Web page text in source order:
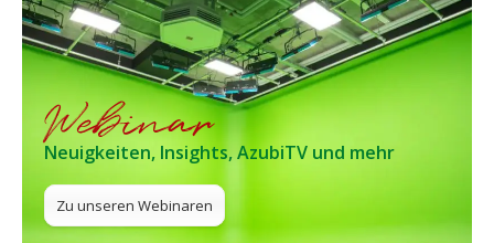
Webinar
Neuigkeiten, Insights, AzubiTV und mehr
Zu unseren Webinaren